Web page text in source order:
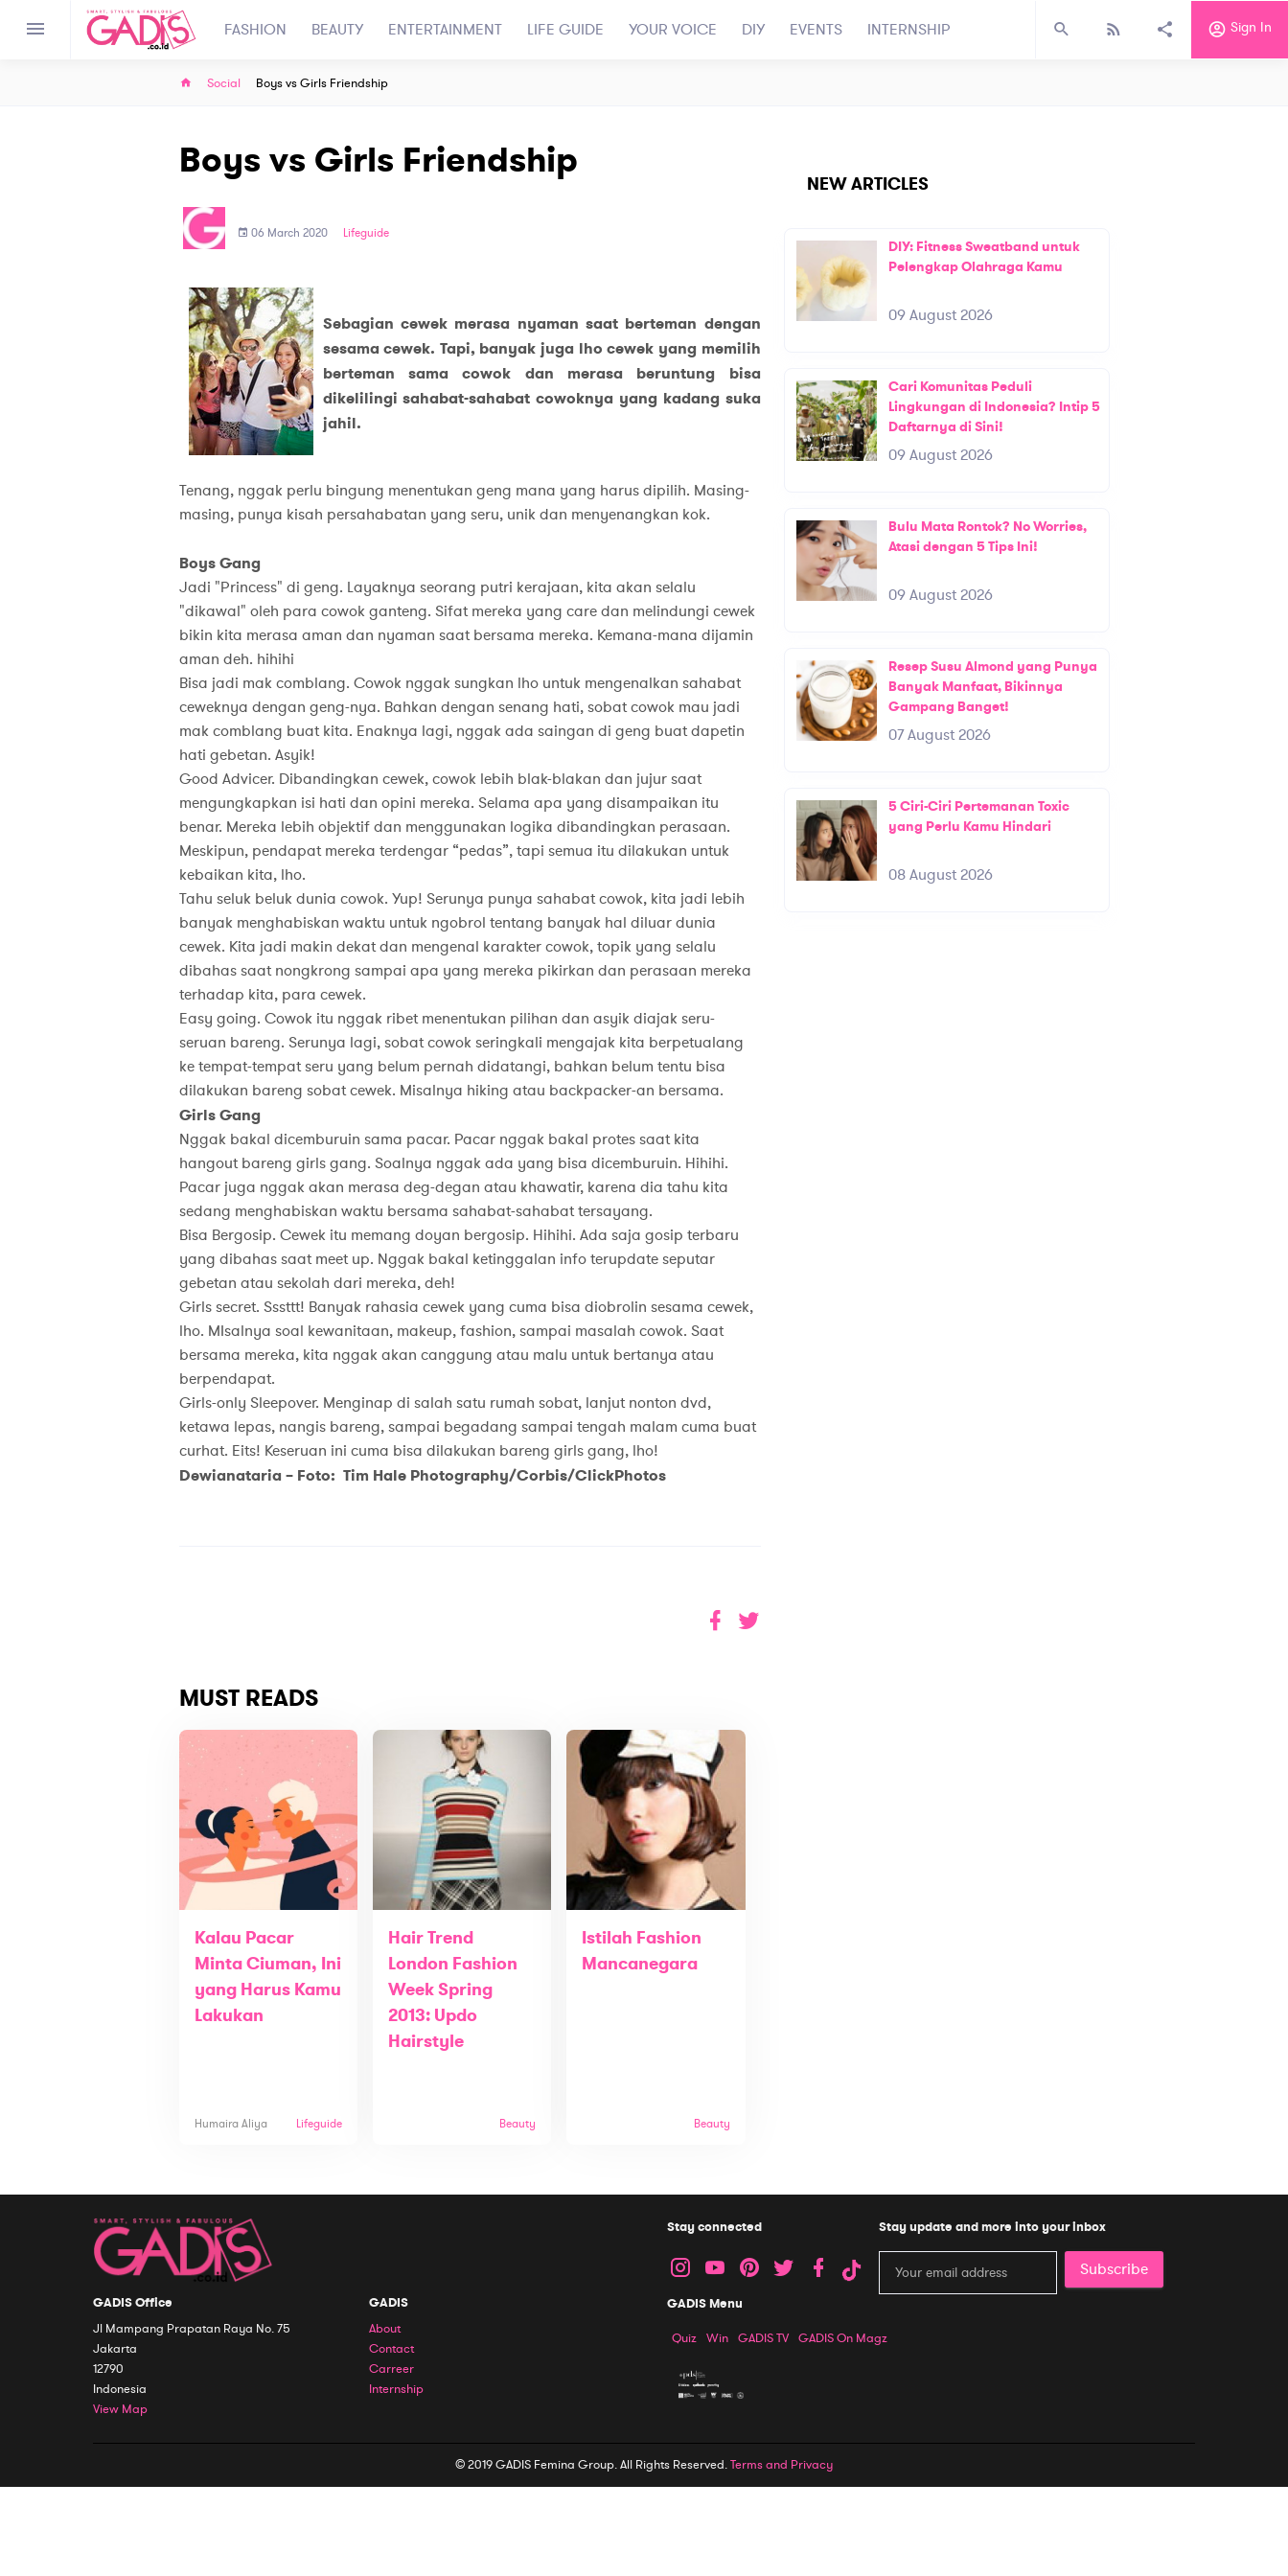
FASHION BEAUTY ENTERTAINMENT LIFE GUIDE YOUR VOICE DIY EVENTS INTERNSHIP Sign In
Social Boys vs Girls Friendship
Boys vs Girls Friendship
06 March 2020 Lifeguide
Sebagian cewek merasa nyaman saat berteman dengan
sesama cewek. Tapi, banyak juga lho cewek yang memilih
berteman sama cowok dan merasa beruntung bisa
dikelilingi sahabat-sahabat cowoknya yang kadang suka
jahil.
Tenang, nggak perlu bingung menentukan geng mana yang harus dipilih. Masing-
masing, punya kisah persahabatan yang seru, unik dan menyenangkan kok.
Boys Gang
Jadi "Princess" di geng. Layaknya seorang putri kerajaan, kita akan selalu
"dikawal" oleh para cowok ganteng. Sifat mereka yang care dan melindungi cewek
bikin kita merasa aman dan nyaman saat bersama mereka. Kemana-mana dijamin
aman deh. hihihi
Bisa jadi mak comblang. Cowok nggak sungkan lho untuk mengenalkan sahabat
ceweknya dengan geng-nya. Bahkan dengan senang hati, sobat cowok mau jadi
mak comblang buat kita. Enaknya lagi, nggak ada saingan di geng buat dapetin
hati gebetan. Asyik!
Good Advicer. Dibandingkan cewek, cowok lebih blak-blakan dan jujur saat
mengungkapkan isi hati dan opini mereka. Selama apa yang disampaikan itu
benar. Mereka lebih objektif dan menggunakan logika dibandingkan perasaan.
Meskipun, pendapat mereka terdengar “pedas”, tapi semua itu dilakukan untuk
kebaikan kita, lho.
Tahu seluk beluk dunia cowok. Yup! Serunya punya sahabat cowok, kita jadi lebih
banyak menghabiskan waktu untuk ngobrol tentang banyak hal diluar dunia
cewek. Kita jadi makin dekat dan mengenal karakter cowok, topik yang selalu
dibahas saat nongkrong sampai apa yang mereka pikirkan dan perasaan mereka
terhadap kita, para cewek.
Easy going. Cowok itu nggak ribet menentukan pilihan dan asyik diajak seru-
seruan bareng. Serunya lagi, sobat cowok seringkali mengajak kita berpetualang
ke tempat-tempat seru yang belum pernah didatangi, bahkan belum tentu bisa
dilakukan bareng sobat cewek. Misalnya hiking atau backpacker-an bersama.
Girls Gang
Nggak bakal dicemburuin sama pacar. Pacar nggak bakal protes saat kita
hangout bareng girls gang. Soalnya nggak ada yang bisa dicemburuin. Hihihi.
Pacar juga nggak akan merasa deg-degan atau khawatir, karena dia tahu kita
sedang menghabiskan waktu bersama sahabat-sahabat tersayang.
Bisa Bergosip. Cewek itu memang doyan bergosip. Hihihi. Ada saja gosip terbaru
yang dibahas saat meet up. Nggak bakal ketinggalan info terupdate seputar
gebetan atau sekolah dari mereka, deh!
Girls secret. Sssttt! Banyak rahasia cewek yang cuma bisa diobrolin sesama cewek,
lho. MIsalnya soal kewanitaan, makeup, fashion, sampai masalah cowok. Saat
bersama mereka, kita nggak akan canggung atau malu untuk bertanya atau
berpendapat.
Girls-only Sleepover. Menginap di salah satu rumah sobat, lanjut nonton dvd,
ketawa lepas, nangis bareng, sampai begadang sampai tengah malam cuma buat
curhat. Eits! Keseruan ini cuma bisa dilakukan bareng girls gang, lho!
Dewianataria – Foto: Tim Hale Photography/Corbis/ClickPhotos
MUST READS
Kalau Pacar
Minta Ciuman, Ini
yang Harus Kamu
Lakukan
Humaira Aliya Lifeguide
Hair Trend
London Fashion
Week Spring
2013: Updo
Hairstyle
Beauty
Istilah Fashion
Mancanegara
Beauty
NEW ARTICLES
DIY: Fitness Sweatband untuk
Pelengkap Olahraga Kamu
09 August 2026
Cari Komunitas Peduli
Lingkungan di Indonesia? Intip 5
Daftarnya di Sini!
09 August 2026
Bulu Mata Rontok? No Worries,
Atasi dengan 5 Tips Ini!
09 August 2026
Resep Susu Almond yang Punya
Banyak Manfaat, Bikinnya
Gampang Banget!
07 August 2026
5 Ciri-Ciri Pertemanan Toxic
yang Perlu Kamu Hindari
08 August 2026
GADIS Office
Jl Mampang Prapatan Raya No. 75
Jakarta
12790
Indonesia
View Map
GADIS
About
Contact
Carreer
Internship
Stay connected Stay update and more into your inbox
Subscribe
GADIS Menu
Quiz Win GADIS TV GADIS On Magz
© 2019 GADIS Femina Group. All Rights Reserved.Terms and Privacy